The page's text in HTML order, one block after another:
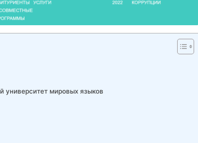
университет мировых языков